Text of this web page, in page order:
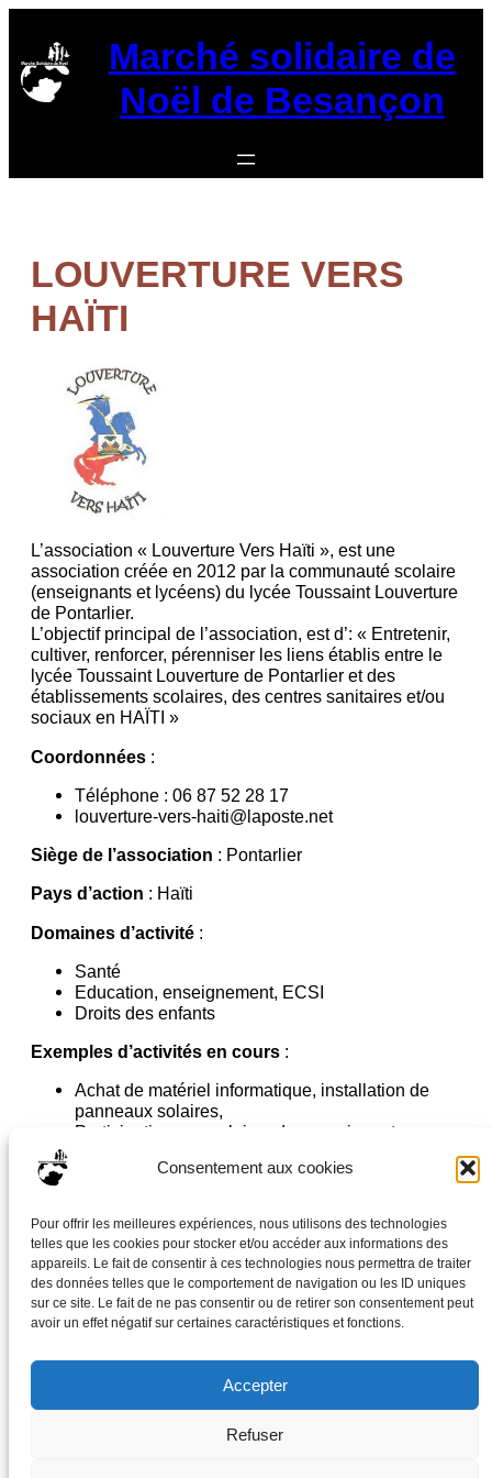
Consentement aux cookies
Pour offrir les meilleures expériences, nous utilisons des technologies
telles que les cookies pour stocker et/ou accéder aux informations des
appareils. Le fait de consentir à ces technologies nous permettra de traiter
des données telles que le comportement de navigation ou les ID uniques
sur ce site. Le fait de ne pas consentir ou de retirer son consentement peut
avoir un effet négatif sur certaines caractéristiques et fonctions.
Accepter
Refuser
contenu
Marché solidaire de
Noël de Besançon
LOUVERTURE VERS
HAÏTI
L’association « Louverture Vers Haïti », est une
association créée en 2012 par la communauté scolaire
(enseignants et lycéens) du lycée Toussaint Louverture
de Pontarlier.
L’objectif principal de l’association, est d’: « Entretenir,
cultiver, renforcer, pérenniser les liens établis entre le
lycée Toussaint Louverture de Pontarlier et des
établissements scolaires, des centres sanitaires et/ou
sociaux en HAÏTI »
Coordonnées :
Téléphone : 06 87 52 28 17
louverture-vers-haiti@laposte.net
Siège de l’association : Pontarlier
Pays d’action : Haïti
Domaines d’activité :
Santé
Education, enseignement, ECSI
Droits des enfants
Exemples d’activités en cours :
Achat de matériel informatique, installation de
panneaux solaires,
Participation aux salaires des enseignants,
salles de classes,
les enfants de la région de Port au Prince, pour
éviter leur enrôlement dans les gangs
Objectifs du Développement Durable (ODD) que les
projets servent:
4 – Éducation de qualité : Assurer l’accès de tous
à une éducation équitable et de qualité.
10 – Inégalités réduites : Réduire les inégalités
au sein et entre les pays.